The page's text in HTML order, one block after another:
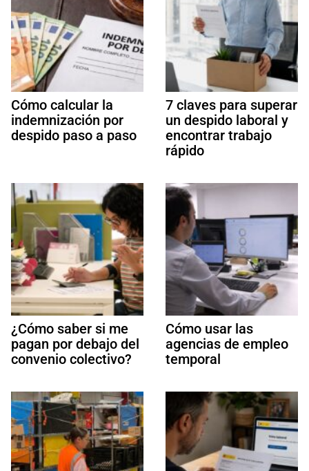
Cómo calcular la
indemnización por
despido paso a paso
7 claves para superar
un despido laboral y
encontrar trabajo
rápido
¿Cómo saber si me
pagan por debajo del
convenio colectivo?
Cómo usar las
agencias de empleo
temporal